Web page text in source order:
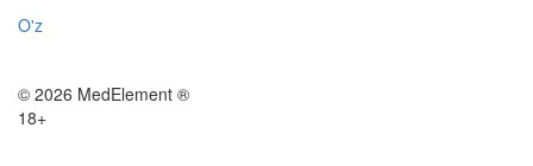
O'z
© 2026 MedElement ®
18+